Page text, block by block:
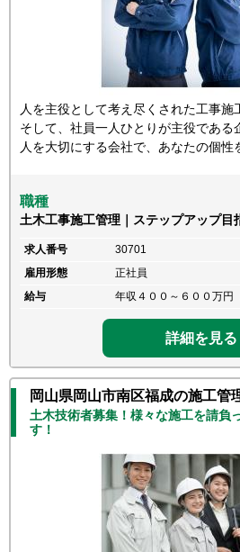
人を主役として考え尽くされた工事施
そして、社員一人ひとりが主役である
人を大切にする会社で、あなたの個性
職種
土木工事施工管理｜ステップアップ目
求人番号
30701
雇用形態
正社員
給与
年収４００～６００万円
詳細を見る
岡山県岡山市南区福成の施工管
土木技術者募集！様々な施工を請負
す！